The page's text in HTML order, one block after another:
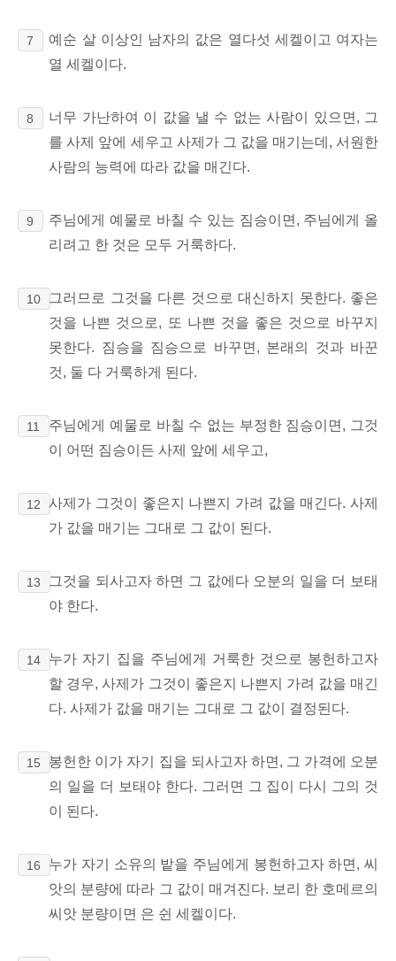
7
예순 살 이상인 남자의 값은 열다섯 세켈이고 여자는
열 세켈이다.
8
너무 가난하여 이 값을 낼 수 없는 사람이 있으면, 그
를 사제 앞에 세우고 사제가 그 값을 매기는데, 서원한
사람의 능력에 따라 값을 매긴다.
9
주님에게 예물로 바칠 수 있는 짐승이면, 주님에게 올
리려고 한 것은 모두 거룩하다.
10
그러므로 그것을 다른 것으로 대신하지 못한다. 좋은
것을 나쁜 것으로, 또 나쁜 것을 좋은 것으로 바꾸지
못한다. 짐승을 짐승으로 바꾸면, 본래의 것과 바꾼
것, 둘 다 거룩하게 된다.
11
주님에게 예물로 바칠 수 없는 부정한 짐승이면, 그것
이 어떤 짐승이든 사제 앞에 세우고,
12
사제가 그것이 좋은지 나쁜지 가려 값을 매긴다. 사제
가 값을 매기는 그대로 그 값이 된다.
13
그것을 되사고자 하면 그 값에다 오분의 일을 더 보태
야 한다.
14
누가 자기 집을 주님에게 거룩한 것으로 봉헌하고자
할 경우, 사제가 그것이 좋은지 나쁜지 가려 값을 매긴
다. 사제가 값을 매기는 그대로 그 값이 결정된다.
15
봉헌한 이가 자기 집을 되사고자 하면, 그 가격에 오분
의 일을 더 보태야 한다. 그러면 그 집이 다시 그의 것
이 된다.
16
누가 자기 소유의 밭을 주님에게 봉헌하고자 하면, 씨
앗의 분량에 따라 그 값이 매겨진다. 보리 한 호메르의
씨앗 분량이면 은 쉰 세켈이다.